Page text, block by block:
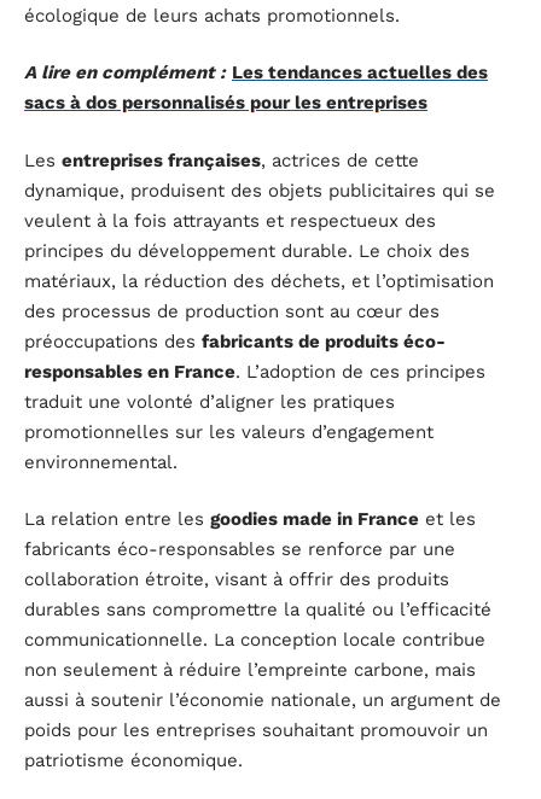
écologique de leurs achats promotionnels.
A lire en complément : Les tendances actuelles des
sacs à dos personnalisés pour les entreprises
Les entreprises françaises, actrices de cette
dynamique, produisent des objets publicitaires qui se
veulent à la fois attrayants et respectueux des
principes du développement durable. Le choix des
matériaux, la réduction des déchets, et l’optimisation
des processus de production sont au cœur des
préoccupations des fabricants de produits éco-
responsables en France. L’adoption de ces principes
traduit une volonté d’aligner les pratiques
promotionnelles sur les valeurs d’engagement
environnemental.
La relation entre les goodies made in France et les
fabricants éco-responsables se renforce par une
collaboration étroite, visant à offrir des produits
durables sans compromettre la qualité ou l’efficacité
communicationnelle. La conception locale contribue
non seulement à réduire l’empreinte carbone, mais
aussi à soutenir l’économie nationale, un argument de
poids pour les entreprises souhaitant promouvoir un
patriotisme économique.